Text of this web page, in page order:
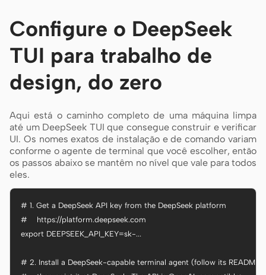
Configure o DeepSeek
TUI para trabalho de
design, do zero
Aqui está o caminho completo de uma máquina limpa
até um DeepSeek TUI que consegue construir e verificar
UI. Os nomes exatos de instalação e de comando variam
conforme o agente de terminal que você escolher, então
os passos abaixo se mantêm no nível que vale para todos
eles.
# 1. Get a DeepSeek API key from the DeepSeek platform
#    https://platform.deepseek.com
export DEEPSEEK_API_KEY=sk-...
# 2. Install a DeepSeek-capable terminal agent (follow its README),